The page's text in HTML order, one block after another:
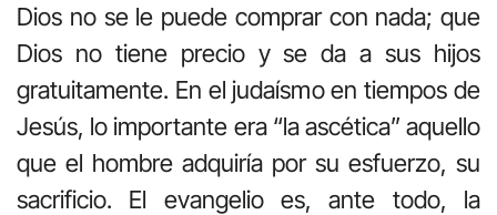
Dios no se le puede comprar con nada; que
Dios no tiene precio y se da a sus hijos
gratuitamente. En el judaísmo en tiempos de
Jesús, lo importante era “la ascética” aquello
que el hombre adquiría por su esfuerzo, su
sacrificio. El evangelio es, ante todo, la